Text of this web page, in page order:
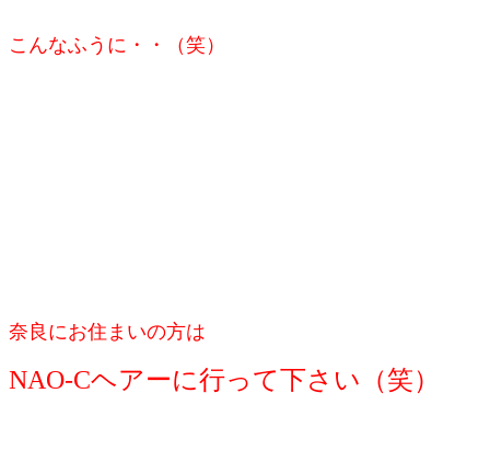
こんなふうに・・ （笑）
奈良にお住まいの方は
NAO-Cヘアーに行って下さい（笑）